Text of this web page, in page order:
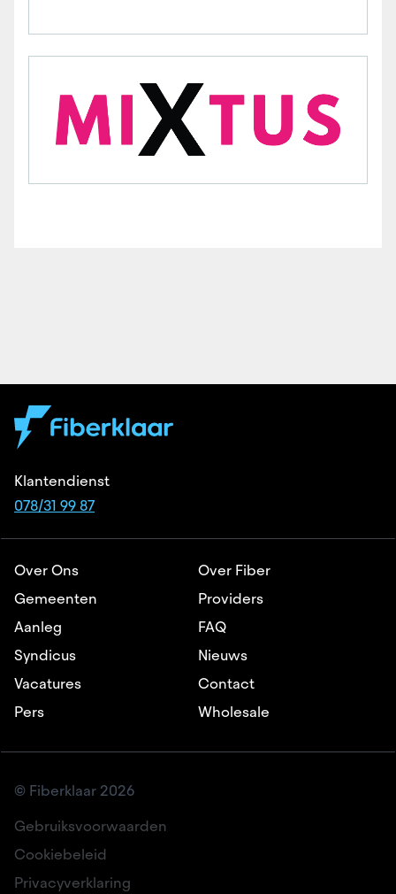
Klantendienst
078/31 99 87
Over Ons
Over Fiber
Gemeenten
Providers
Aanleg
FAQ
Syndicus
Nieuws
Vacatures
Contact
Pers
Wholesale
© Fiberklaar 2026
Gebruiksvoorwaarden
Cookiebeleid
Privacyverklaring